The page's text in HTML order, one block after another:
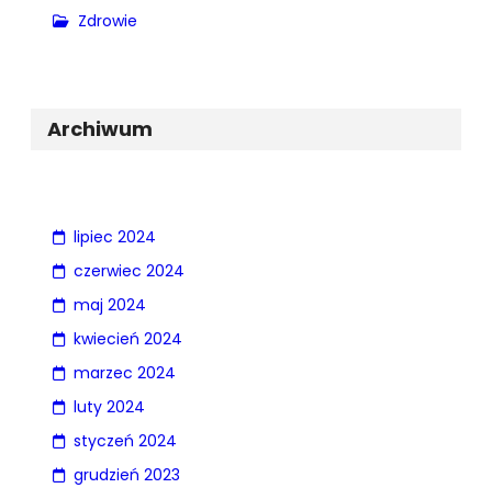
Zdrowie
Archiwum
lipiec 2024
czerwiec 2024
maj 2024
kwiecień 2024
marzec 2024
luty 2024
styczeń 2024
grudzień 2023